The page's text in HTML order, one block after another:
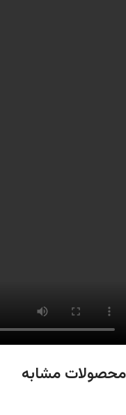
محصولات مشابه